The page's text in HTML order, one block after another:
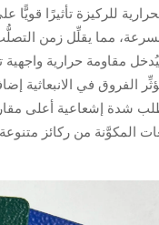
مقاومة حرارية
كما تؤثِّر الفروق في
المكوَّنة من ركائز